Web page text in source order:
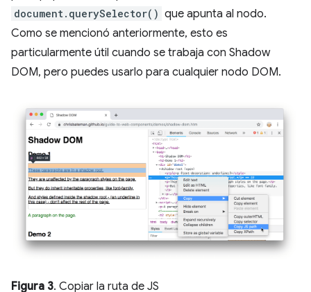
document.querySelector() que apunta al nodo.
Como se mencionó anteriormente, esto es
particularmente útil cuando se trabaja con Shadow
DOM, pero puedes usarlo para cualquier nodo DOM.
Figura 3. Copiar la ruta de JS